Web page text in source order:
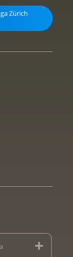
Zürich